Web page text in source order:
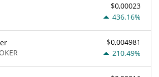
$0,00023
436.16%
$0,004981
210.49%